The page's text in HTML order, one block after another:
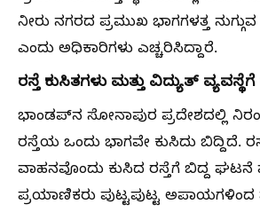
ನೀರು ನಗರದ ಪ್ರಮುಖ ಭಾಗಗಳತ್ತ
ಎಂದು ಅಧಿಕಾರಿಗಳು ಎಚ್ಚರಿಸಿದ್ದಾರೆ.
ರಸ್ತೆ ಕುಸಿತಗಳು ಮತ್ತು ವಿದ್ಯುತ್
ಭಾಂಡಪ್‌ನ ಸೋನಾಪುರ ಪ್ರದೇಶದಲ್ಲಿ
ರಸ್ತೆಯ ಒಂದು ಭಾಗವೇ ಕುಸಿದು ಬಿದ್ದಿದೆ.
ವಾಹನವೊಂದು ಕುಸಿದ ರಸ್ತೆಗೆ ಬಿದ್ದ ಘಟನೆ
ಪ್ರಯಾಣಿಕರು ಪುಟ್ಟಪುಟ್ಟ ಅಪಾಯಗಳಿಂದ